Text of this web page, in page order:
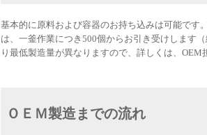
基本的に原料および容器のお持ち込みは可能です
は、一釜作業につき500個からお引き受けします
り最低製造量が異なりますので、詳しくは、OEM
ＯＥＭ製造までの流れ